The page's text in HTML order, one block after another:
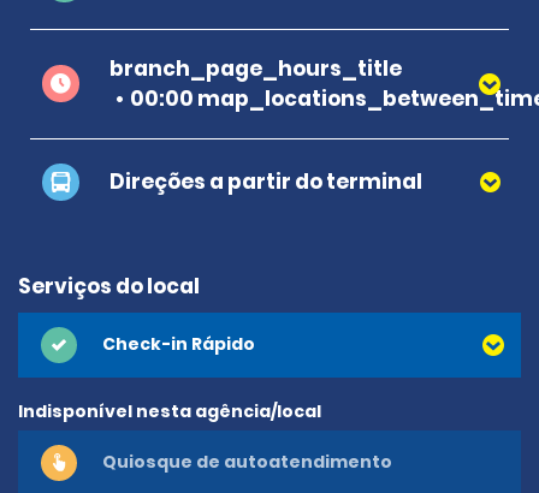
branch_page_hours_title
00:00
Direções a partir do terminal
Serviços do local
Check-in Rápido
Indisponível nesta agência/local
Quiosque de autoatendimento